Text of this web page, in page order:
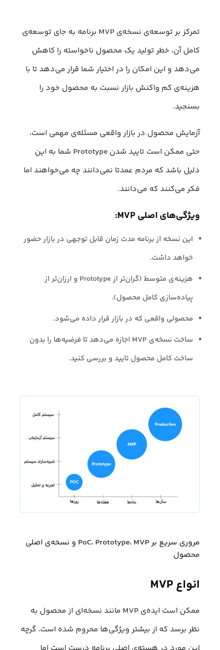
تمرکز بر توسعه‌ی نسخه‌ی MVP برنامه به جای توسعه‌ی
کامل آن، خطر تولید یک محصول ناخواسته را کاهش
می‌دهد و این امکان را در اختیار شما قرار می‌دهد تا با
هزینه‌ی کم واکنش بازار نسبت به محصول خود را
بسنجید.
آزمایش محصول در بازار واقعی مسئله‌ی مهمی است،
حتی ممکن است تایید شدن Prototype شما به این
دلیل باشد که مردم عمدتا نمی‌دانند چه می‌خواهند اما
فکر می‌کنند که می‌دانند.
ویژگی‌های اصلی MVP:
این نسخه از برنامه مدت زمان قابل توجهی در بازار حضور
خواهد داشت.
هزینه‌ی متوسط (گران‌تر از Prototype و ارزان‌تر از
پیاده‌سازی کامل محصول).
محصولی واقعی که در بازار قرار داده می‌شود.
ساخت نسخه‌ی MVP اجازه می‌دهد تا فرضیه‌ها را بدون
ساخت کامل محصول تایید و بررسی کنید.
مروری سریع بر PoC، Prototype، MVP و نسخه‌ی اصلی
محصول
انواع MVP
ممکن است ایده‌ی MVP مانند نسخه‌ای از محصول به
نظر برسد که از بیشتر ویژگی‌ها محروم شده است. گرچه